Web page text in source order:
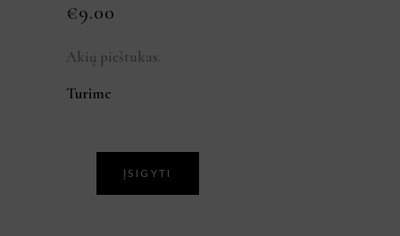
€9.00
Akių pieštukas.
Turime
ĮSIGYTI